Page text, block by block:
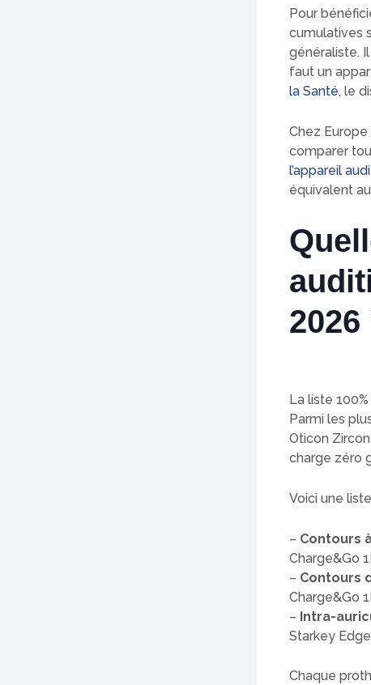
Pour
cumulatives
généraliste.
faut un
la Santé, le
Chez
comparer
l’appareil
équivalent
2026
La liste
Parmi les
Oticon
charge zéro
Voici une
– Contours
Charge&Go
– Contours
Charge&Go
– Intra-
Starkey
Chaque